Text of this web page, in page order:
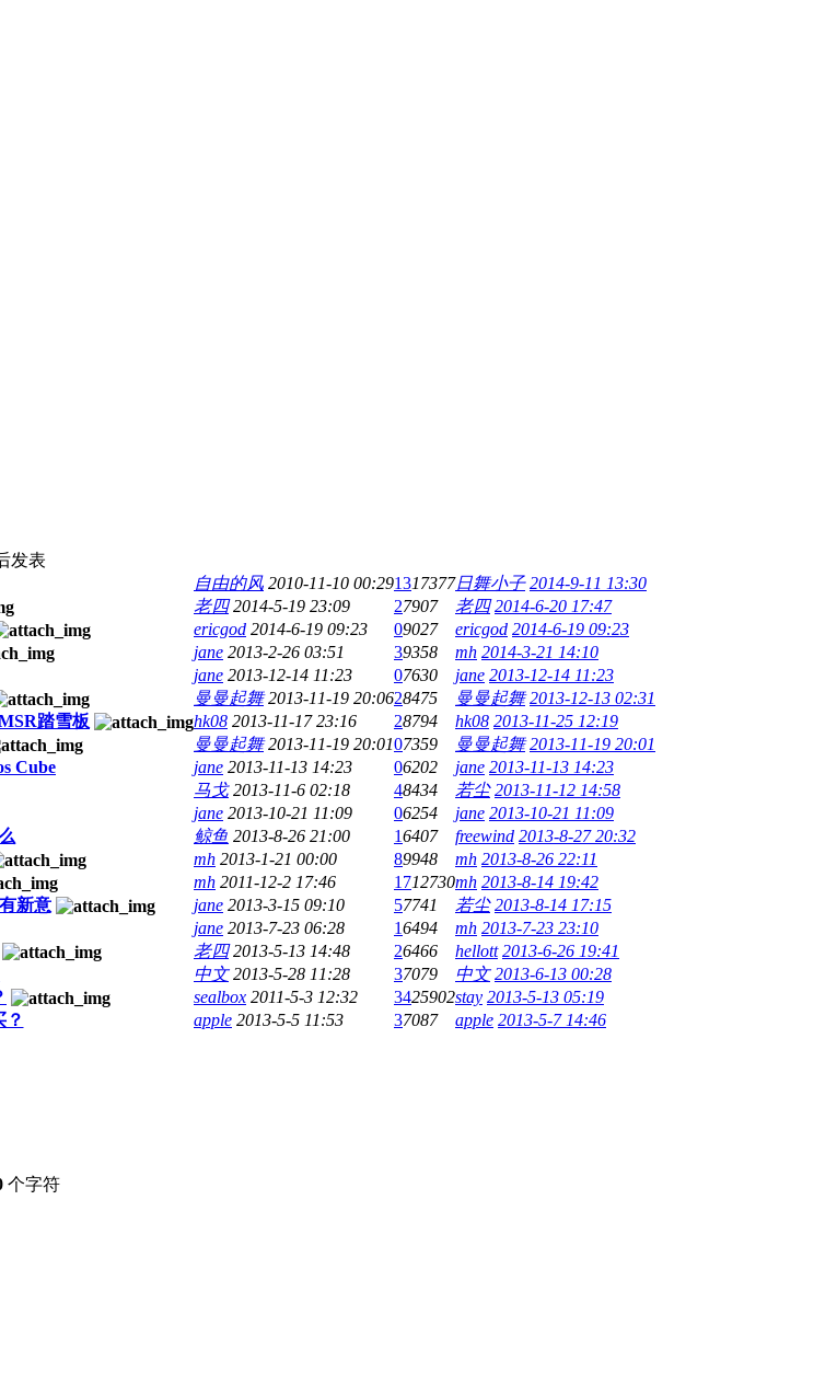
发表
自由的风 2010-11-10 00:291317377日舞小子 2014-9-11 13:30
老四 2014-5-19 23:09 27907 老四 2014-6-20 17:47
ericgod 2014-6-19 09:23 09027 ericgod 2014-6-19 09:23
jane 2013-2-26 03:51 39358 mh 2014-3-21 14:10
jane 2013-12-14 11:23 07630 jane 2013-12-14 11:23
曼曼起舞 2013-11-19 20:0628475 曼曼起舞 2013-12-13 02:31
踏雪板 hk08 2013-11-17 23:16 28794 hk08 2013-11-25 12:19
曼曼起舞 2013-11-19 20:0107359 曼曼起舞 2013-11-19 20:01
Cube jane 2013-11-13 14:23 06202 jane 2013-11-13 14:23
马戈 2013-11-6 02:18 48434 若尘 2013-11-12 14:58
jane 2013-10-21 11:09 06254 jane 2013-10-21 11:09
鲸鱼 2013-8-26 21:00 16407 freewind 2013-8-27 20:32
mh 2013-1-21 00:00 89948 mh 2013-8-26 22:11
mh 2011-12-2 17:46 1712730mh 2013-8-14 19:42
新意 jane 2013-3-15 09:10 57741 若尘 2013-8-14 17:15
jane 2013-7-23 06:28 16494 mh 2013-7-23 23:10
老四 2013-5-13 14:48 26466 hellott 2013-6-26 19:41
中文 2013-5-28 11:28 37079 中文 2013-6-13 00:28
sealbox 2011-5-3 12:32 3425902stay 2013-5-13 05:19
？ apple 2013-5-5 11:53 37087 apple 2013-5-7 14:46
个字符